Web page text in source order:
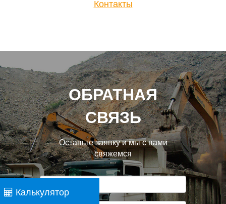
Контакты
ОБРАТНАЯ
СВЯЗЬ
Оставьте заявку и мы с вами
свяжемся
Калькулятор